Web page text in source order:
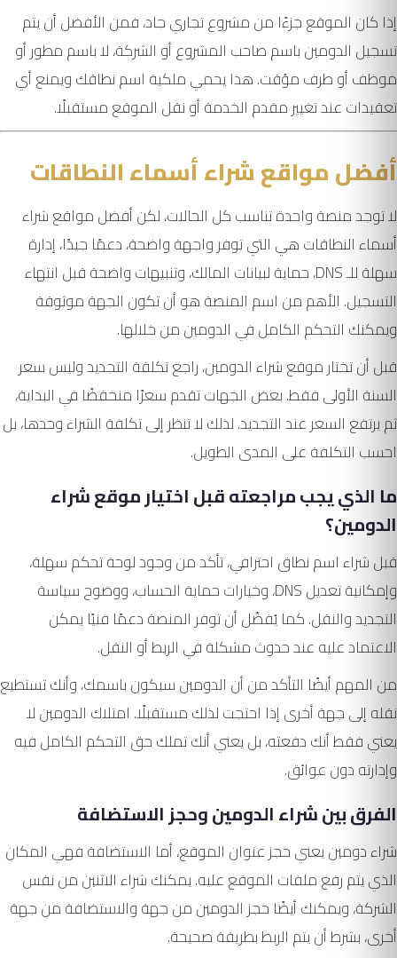
إذا كان الموقع جزءًا من مشروع تجاري جاد، فمن الأفضل أن يتم
تسجيل الدومين باسم صاحب المشروع أو الشركة، لا باسم مطور أو
موظف أو طرف مؤقت. هذا يحمي ملكية اسم نطاقك ويمنع أي
تعقيدات عند تغيير مقدم الخدمة أو نقل الموقع مستقبلًا.
أفضل مواقع شراء أسماء النطاقات
لا توجد منصة واحدة تناسب كل الحالات، لكن أفضل مواقع شراء
أسماء النطاقات هي التي توفر واجهة واضحة، دعمًا جيدًا، إدارة
سهلة للـ DNS، حماية لبيانات المالك، وتنبيهات واضحة قبل انتهاء
التسجيل. الأهم من اسم المنصة هو أن تكون الجهة موثوقة
ويمكنك التحكم الكامل في الدومين من خلالها.
قبل أن تختار موقع شراء الدومين، راجع تكلفة التجديد وليس سعر
السنة الأولى فقط. بعض الجهات تقدم سعرًا منخفضًا في البداية،
ثم يرتفع السعر عند التجديد. لذلك لا تنظر إلى تكلفة الشراء وحدها، بل
احسب التكلفة على المدى الطويل.
ما الذي يجب مراجعته قبل اختيار موقع شراء
الدومين؟
قبل شراء اسم نطاق احترافي، تأكد من وجود لوحة تحكم سهلة،
وإمكانية تعديل DNS، وخيارات حماية الحساب، ووضوح سياسة
التجديد والنقل. كما يُفضّل أن توفر المنصة دعمًا فنيًا يمكن
الاعتماد عليه عند حدوث مشكلة في الربط أو النقل.
من المهم أيضًا التأكد من أن الدومين سيكون باسمك، وأنك تستطيع
نقله إلى جهة أخرى إذا احتجت لذلك مستقبلًا. امتلاك الدومين لا
يعني فقط أنك دفعته، بل يعني أنك تملك حق التحكم الكامل فيه
وإدارته دون عوائق.
الفرق بين شراء الدومين وحجز الاستضافة
شراء دومين يعني حجز عنوان الموقع، أما الاستضافة فهي المكان
الذي يتم رفع ملفات الموقع عليه. يمكنك شراء الاثنين من نفس
الشركة، ويمكنك أيضًا حجز الدومين من جهة والاستضافة من جهة
أخرى، بشرط أن يتم الربط بطريقة صحيحة.